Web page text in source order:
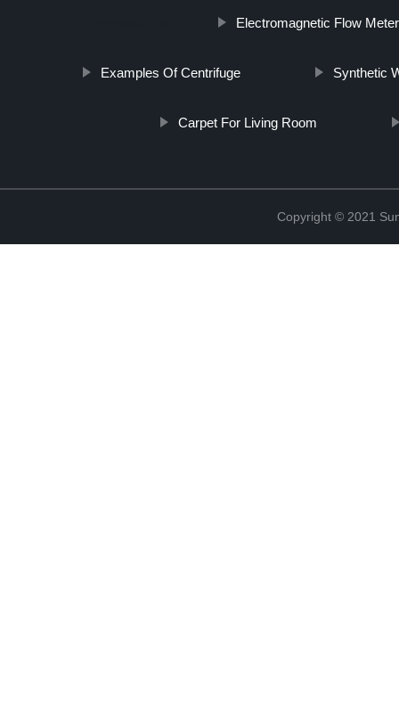
Electromagnetic Flow
Examples Of Centrifuge Synthetic
Carpet For Living Room
Copyright © 2021